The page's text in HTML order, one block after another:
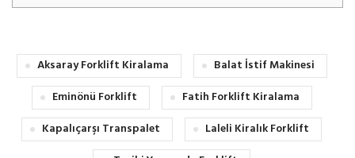
Aksaray Forklift Kiralama
Balat İstif Makinesi
Eminönü Forklift
Fatih Forklift Kiralama
Kapalıçarşı Transpalet
Laleli Kiralık Forklift